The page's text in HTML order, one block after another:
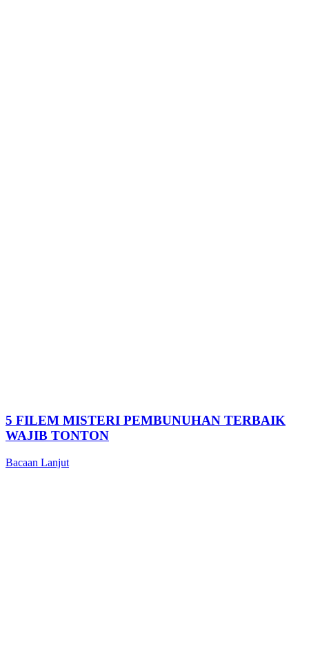
5 FILEM MISTERI PEMBUNUHAN TERBAIK
WAJIB TONTON
Bacaan Lanjut